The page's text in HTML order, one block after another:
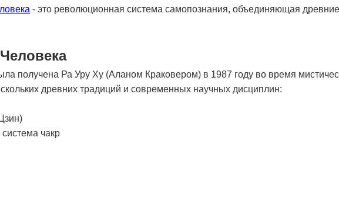
- это революционная система самопознания, объединяющая
получена Ра Уру Ху (Аланом Краковером) в 1987 году во время
древних традиций и современных научных дисциплин:
чакр